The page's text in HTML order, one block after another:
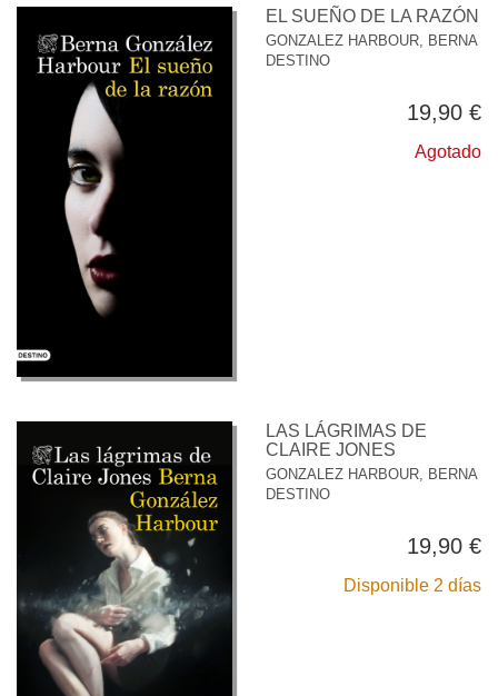
EL SUEÑO DE LA RAZÓN
GONZALEZ HARBOUR, BERNA
DESTINO
19,90 €
Agotado
LAS LÁGRIMAS DE
CLAIRE JONES
GONZALEZ HARBOUR, BERNA
DESTINO
19,90 €
Disponible 2 días